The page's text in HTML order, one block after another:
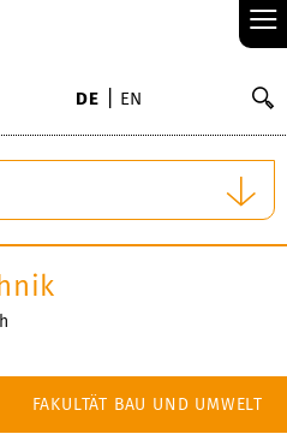
≡
DE EN
FAKULTÄT BAU UND UMWELT